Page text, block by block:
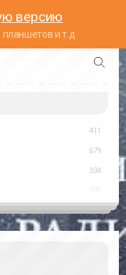
версию
и т.д
411
679
334